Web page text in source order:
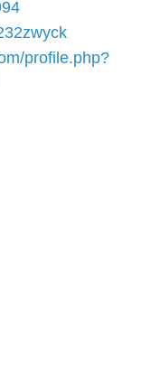
profile.php?